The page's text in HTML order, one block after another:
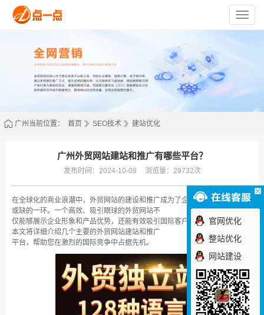
苏
州
点
限
司
广州当前位置： 首页 SEO技术 建站优化
广州外贸网站建站和推广有哪些平台？
发布时间：2024-10-09 浏览量：29732次
在全球化的商业浪潮中，外贸网站的建设和推广成为了企业拓展国际市场不可
或缺的一环。一个高效、吸引眼球的外贸网站不
仅能够展示企业形象和产品优势，还能有效吸引国际客户，提升品牌影响力。
本文将详细介绍几个主要的外贸网站建站和推广
平台，帮助您在激烈的国际竞争中占据先机。
官网优化
整站优化
网站建设